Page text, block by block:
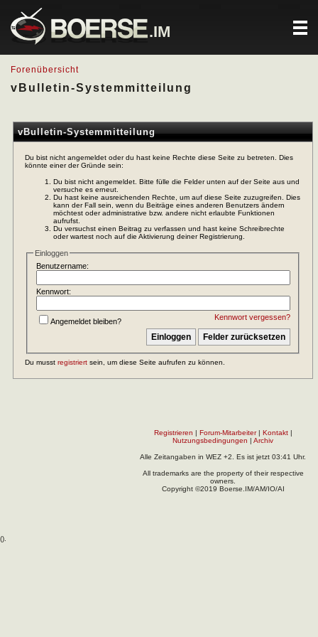
.IM
Forenübersicht
vBulletin-Systemmitteilung
vBulletin-Systemmitteilung
Du bist nicht angemeldet oder du hast keine Rechte diese Seite zu betreten. Dies
könnte einer der Gründe sein:
Du bist nicht angemeldet. Bitte fülle die Felder unten auf der Seite aus und
versuche es erneut.
Du hast keine ausreichenden Rechte, um auf diese Seite zuzugreifen. Dies
kann der Fall sein, wenn du Beiträge eines anderen Benutzers ändern
möchtest oder administrative bzw. andere nicht erlaubte Funktionen
aufrufst.
Du versuchst einen Beitrag zu verfassen und hast keine Schreibrechte
oder wartest noch auf die Aktivierung deiner Registrierung.
Einloggen
Benutzername:
Kennwort:
Kennwort vergessen?
Angemeldet bleiben?
Du musst registriert sein, um diese Seite aufrufen zu können.
Registrieren | Forum-Mitarbeiter| Kontakt|
Nutzungsbedingungen | Archiv
Alle Zeitangaben in WEZ +2. Es ist jetzt 03:41 Uhr.
All trademarks are the property of their respective
owners.
Copyright ©2019 Boerse.IM/AM/IO/AI
().